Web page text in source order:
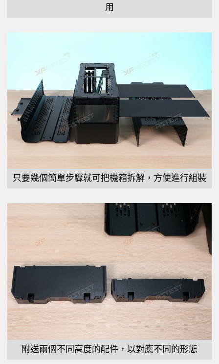
用
只要幾個簡單步驟就可把機箱拆解，方便進行組裝
附送兩個不同高度的配件，以對應不同的形態